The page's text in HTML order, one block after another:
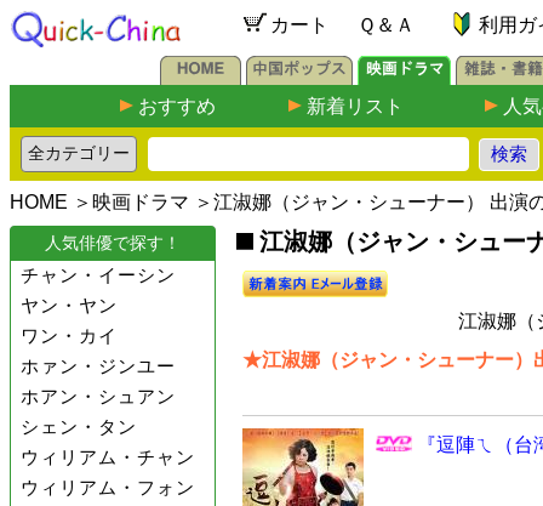
カート Ｑ＆Ａ 利用ガ
おすすめ 新着リスト 人
HOME ＞ 映画ドラマ ＞江淑娜（ジャン・シューナー） 出演
人気俳優で探す！
チャン・イーシン
ヤン・ヤン
ワン・カイ
ホァン・ジンユー
ホアン・シュアン
シェン・タン
ウィリアム・チャン
ウィリアム・フォン
江淑娜（ジャン・シュー
江淑娜（
★江淑娜（ジャン・シューナー）
『逗陣ㄟ（